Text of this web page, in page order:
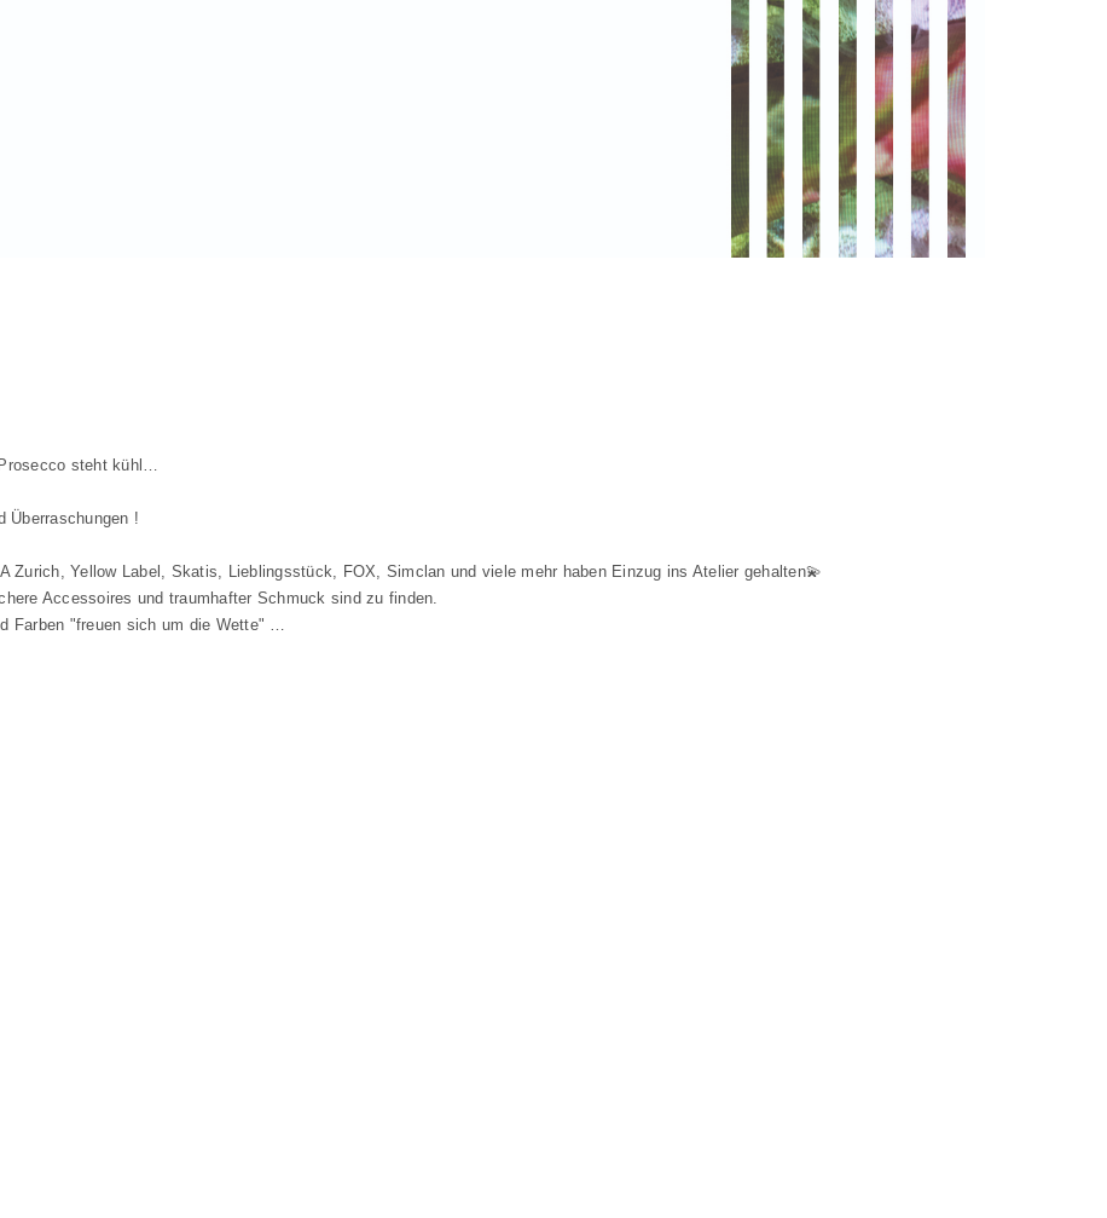
steht kühl…
Überraschungen !
Zurich, Yellow Label, Skatis, Lieblingsstück, FOX, Simclan und viele mehr haben Einzug ins Atelier gehalten💫
Accessoires und traumhafter Schmuck sind zu finden.
Farben "freuen sich um die Wette" …